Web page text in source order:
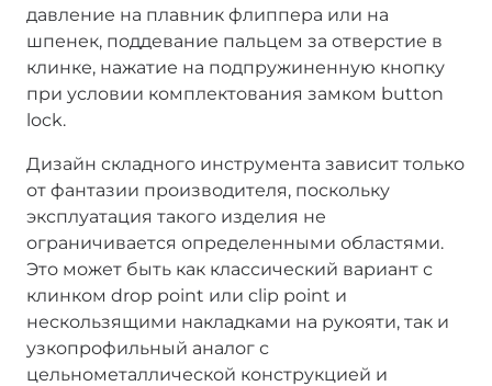
давление на плавник флиппера или на
шпенек, поддевание пальцем за отверстие в
клинке, нажатие на подпружиненную кнопку
при условии комплектования замком button
lock.
Дизайн складного инструмента зависит только
от фантазии производителя, поскольку
эксплуатация такого изделия не
ограничивается определенными областями.
Это может быть как классический вариант с
клинком drop point или clip point и
нескользящими накладками на рукояти, так и
узкопрофильный аналог с
цельнометаллической конструкцией и